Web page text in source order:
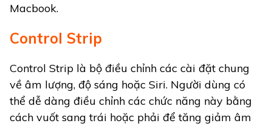
Macbook.
Control Strip
Control Strip là bộ điều chỉnh các cài đặt chung
về âm lượng, độ sáng hoặc Siri. Người dùng có
thể dễ dàng điều chỉnh các chức năng này bằng
cách vuốt sang trái hoặc phải để tăng giảm âm